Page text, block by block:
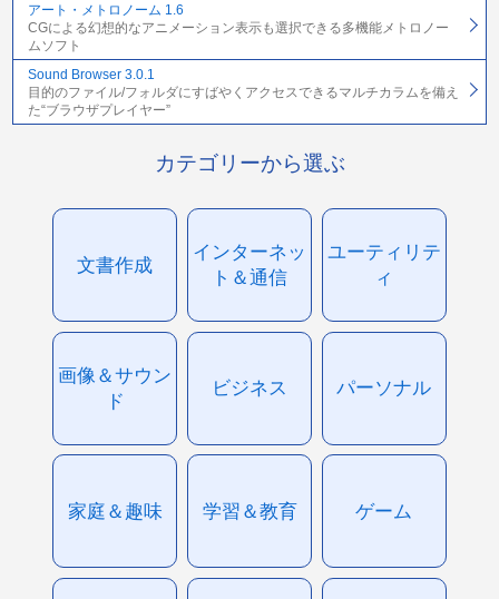
アート・メトロノーム 1.6
CGによる幻想的なアニメーション表示も選択できる多機能メトロノー
ムソフト
Sound Browser 3.0.1
目的のファイル/フォルダにすばやくアクセスできるマルチカラムを備え
た“ブラウザプレイヤー”
カテゴリーから選ぶ
文書作成
インターネッ
ト＆通信
ユーティリテ
ィ
画像＆サウン
ド
ビジネス パーソナル
家庭＆趣味 学習＆教育 ゲーム